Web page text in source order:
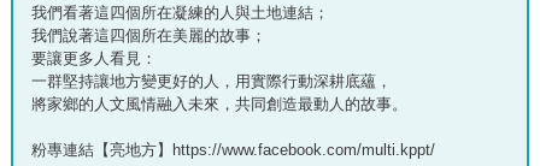
我們看著這四個所在凝練的人與土地連結；
我們說著這四個所在美麗的故事；
要讓更多人看見：
一群堅持讓地方變更好的人，用實際行動深耕底蘊，
將家鄉的人文風情融入未來，共同創造最動人的故事。
粉專連結【亮地方】https://www.facebook.com/multi.kppt/